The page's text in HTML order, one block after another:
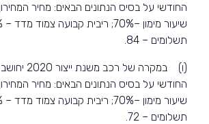
החודשי על בסיס הנתונים הבאים: מחיר
תשלומים – 84.
(ו) במקרה של
החודשי על בסיס הנתונים הבאים: מחיר
תשלומים – 72.